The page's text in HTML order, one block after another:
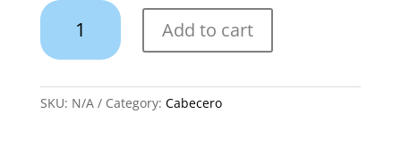
Cabecero
Nieves
quantity
Add to cart
SKU: N/A Category: Cabecero